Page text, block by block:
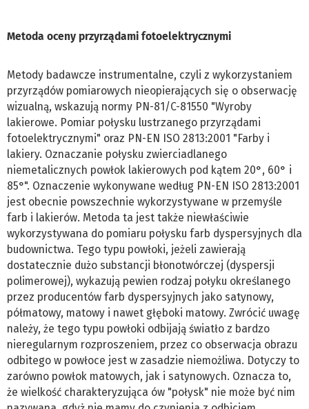
Metoda oceny przyrządami fotoelektrycznymi
Metody badawcze instrumentalne, czyli z wykorzystaniem
przyrządów pomiarowych nieopierających się o obserwację
wizualną, wskazują normy PN-81/C-81550 "Wyroby
lakierowe. Pomiar połysku lustrzanego przyrządami
fotoelektrycznymi" oraz PN-EN ISO 2813:2001 "Farby i
lakiery. Oznaczanie połysku zwierciadlanego
niemetalicznych powłok lakierowych pod kątem 20°, 60° i
85°". Oznaczenie wykonywane według PN-EN ISO 2813:2001
jest obecnie powszechnie wykorzystywane w przemyśle
farb i lakierów. Metoda ta jest także niewłaściwie
wykorzystywana do pomiaru połysku farb dyspersyjnych dla
budownictwa. Tego typu powłoki, jeżeli zawierają
dostatecznie dużo substancji błonotwórczej (dyspersji
polimerowej), wykazują pewien rodzaj połyku określanego
przez producentów farb dyspersyjnych jako satynowy,
półmatowy, matowy i nawet głęboki matowy. Zwrócić uwagę
należy, że tego typu powłoki odbijają światło z bardzo
nieregularnym rozproszeniem, przez co obserwacja obrazu
odbitego w powłoce jest w zasadzie niemożliwa. Dotyczy to
zarówno powłok matowych, jak i satynowych. Oznacza to,
że wielkość charakteryzująca ów "połysk" nie może być nim